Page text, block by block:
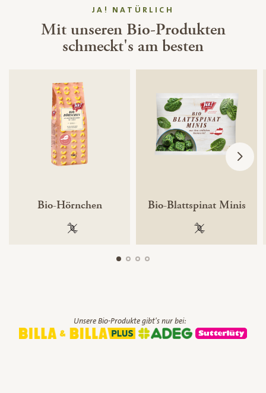
JA! NATÜRLICH
Mit unseren Bio-Produkten
schmeckt's am besten
Bio-Hörnchen
100 % gentechnikfrei
Bio-Blattspinat Minis
100 %
Unsere Bio-Produkte gibt's nur bei: